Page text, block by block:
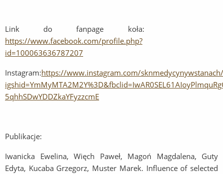
Link do fanpage koła:
https://www.facebook.com/profile.php?
id=100063636787207
Instagram:https://www.instagram.com/
5qhhSDwYDDZkaYFyzzcmE
Publikacje:
Iwanicka Ewelina, Więch Paweł, Magoń Magdalena, Guty
Edyta, Kucaba Grzegorz, Muster Marek. Influence of selected